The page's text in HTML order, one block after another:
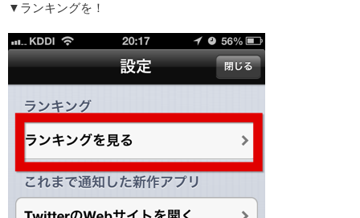
▼ランキングを！